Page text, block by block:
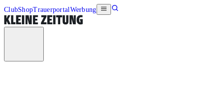
ClubShopTrauerportalWerbung